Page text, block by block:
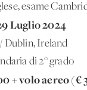
esame
Luglio 2024
Dublin, Ireland
di 2° grado
+ volo aereo (€